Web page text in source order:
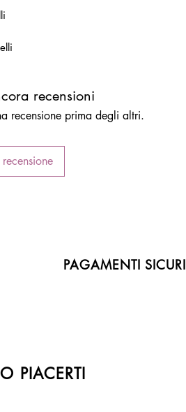
recensioni
recensione prima degli altri.
PAGAMENTI SICURI
PIACERTI